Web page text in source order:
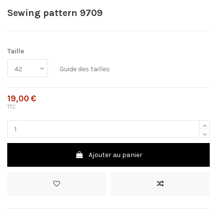
Sewing pattern 9709
Taille
Guide des tailles
19,00 €
TTC
Ajouter au panier